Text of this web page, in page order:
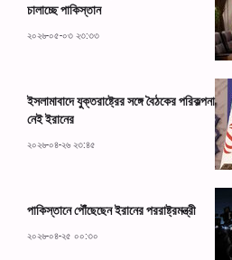
চালাচ্ছে পাকিস্তান
২০২৬-০৫-০৩ ২৩:৩৩
ইসলামাবাদে যুক্তরাষ্ট্রের সঙ্গে বৈঠকের পরিকল্পনা
নেই ইরানের
২০২৬-০৪-২৬ ২৩:৪৫
পাকিস্তানে পৌঁছেছেন ইরানের পররাষ্ট্রমন্ত্রী
২০২৬-০৪-২৫ ০০:৩০